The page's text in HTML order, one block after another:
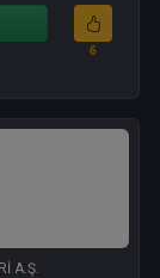
6
A.Ş.